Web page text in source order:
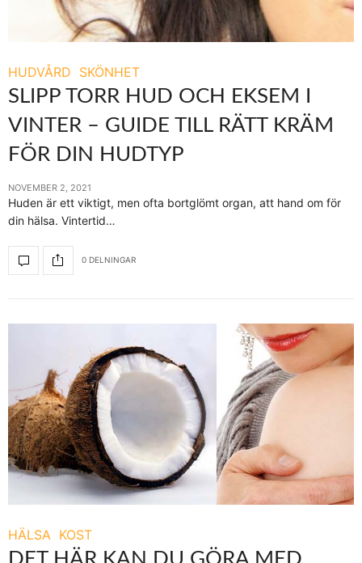
HUDVÅRD SKÖNHET
SLIPP TORR HUD OCH EKSEM I
VINTER – GUIDE TILL RÄTT KRÄM
FÖR DIN HUDTYP
NOVEMBER 2, 2021
Huden är ett viktigt, men ofta bortglömt organ, att hand om för
din hälsa. Vintertid…
0 DELNINGAR
HÄLSA KOST